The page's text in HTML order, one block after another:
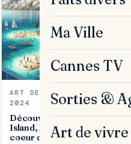
Ma Ville
Cannes TV
Sorties &
Art de vivre
ART DE VIVRE · 11 JUIN
2024
Découverte de Canua
Island, la plage flottante au
coeur des débats